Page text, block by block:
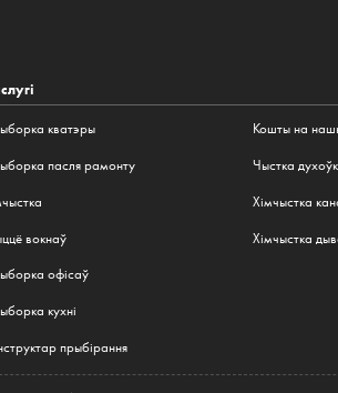
кватэры
пасля рамонту
вокнаў
офісаў
кухні
прыбірання
Кошты на
Чыстка
Хімчыстка
Хімчыстка